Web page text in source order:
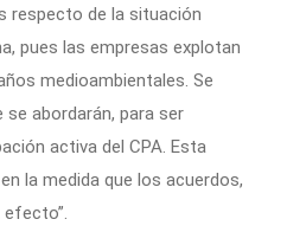
respecto de la situación
pues las empresas explotan
medioambientales. Se
abordarán, para ser
activa del CPA. Esta
la medida que los acuerdos,